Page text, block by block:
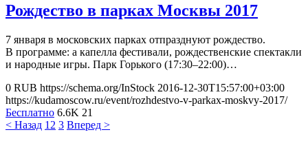
Рождество в парках Москвы 2017
7 января в московских парках отпразднуют рождество.
В программе: а капелла фестивали, рождественские спектакли
и народные игры. Парк Горького (17:30–22:00)…
0 RUB https://schema.org/InStock 2016-12-30T15:57:00+03:00
https://kudamoscow.ru/event/rozhdestvo-v-parkax-moskvy-2017/
Бесплатно 6.6K 21
< Назад 1 2 3 Вперед >